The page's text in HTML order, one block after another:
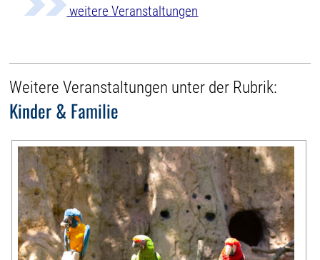
weitere Veranstaltungen
Weitere Veranstaltungen unter der Rubrik:
Kinder & Familie